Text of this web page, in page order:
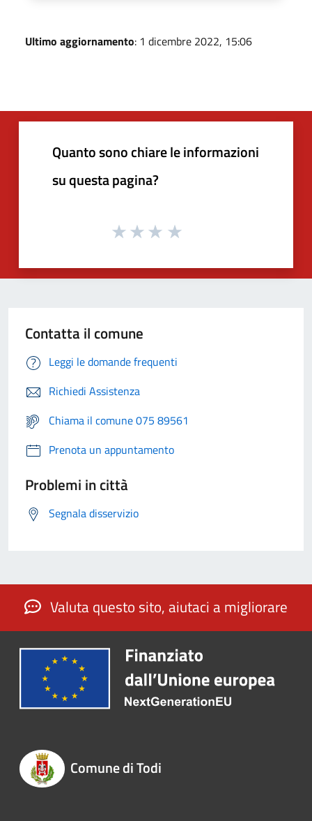
Ultimo aggiornamento: 1 dicembre 2022, 15:06
Quanto sono chiare le informazioni
su questa pagina?
Contatta il comune
Leggi le domande frequenti
Richiedi Assistenza
Chiama il comune 075 89561
Prenota un appuntamento
Problemi in città
Segnala disservizio
Valuta questo sito, aiutaci a migliorare
Comune di Todi